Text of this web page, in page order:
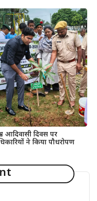
आदिवासी दिवस पर
ने किया पौधरोपण